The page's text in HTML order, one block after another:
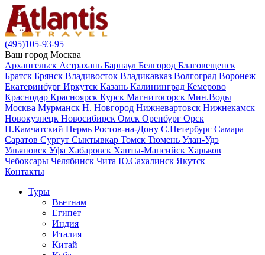
(495)105-93-95
Ваш город Москва
Архангельск Астрахань Барнаул Белгород Благовещенск
Братск Брянск Владивосток Владикавказ Волгоград Воронеж
Екатеринбург Иркутск Казань Калининград Кемерово
Краснодар Красноярск Курск Магнитогорск Мин.Воды
Москва Мурманск Н. Новгород Нижневартовск Нижнекамск
Новокузнецк Новосибирск Омск Оренбург Орск
П.Камчатский Пермь Ростов-на-Дону С.Петербург Самара
Саратов Сургут Сыктывкар Томск Тюмень Улан-Удэ
Ульяновск Уфа Хабаровск Ханты-Мансийск Харьков
Чебоксары Челябинск Чита Ю.Сахалинск Якутск
Контакты
Туры
Вьетнам
Египет
Индия
Италия
Китай